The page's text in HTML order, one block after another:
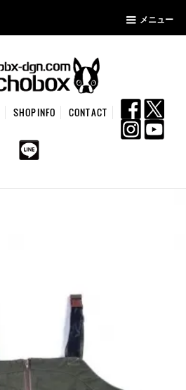
メニュー
SHOPINFO CONTACT